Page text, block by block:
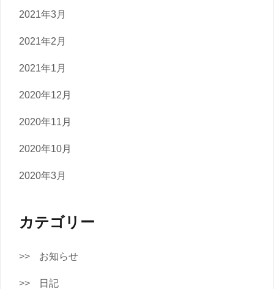
2021年3月
2021年2月
2021年1月
2020年12月
2020年11月
2020年10月
2020年3月
カテゴリー
お知らせ
日記